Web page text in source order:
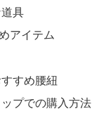
具
アイテム
すめ腰紐
プでの購入方法